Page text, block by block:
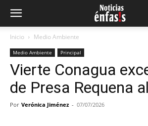
Inicio Medio Ambiente
Medio Ambiente Principal
Vierte Conagua
de Presa Requena
Por Verónica Jiménez - 07/07/2026